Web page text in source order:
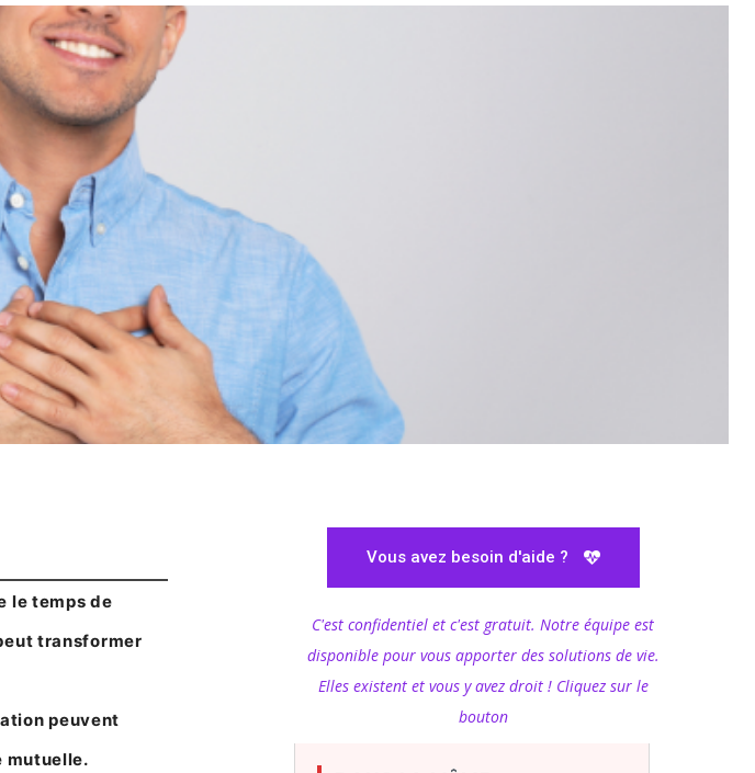
le temps de
transformer
peuvent
mutuelle.
Vous avez besoin d'aide ?
C'est confidentiel et c'est gratuit. Notre équipe est
disponible pour vous apporter des solutions de vie.
Elles existent et vous y avez droit ! Cliquez sur le
bouton